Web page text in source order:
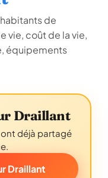
de
vie, coût de la vie,
équipements
Draillant
déjà partagé
Draillant